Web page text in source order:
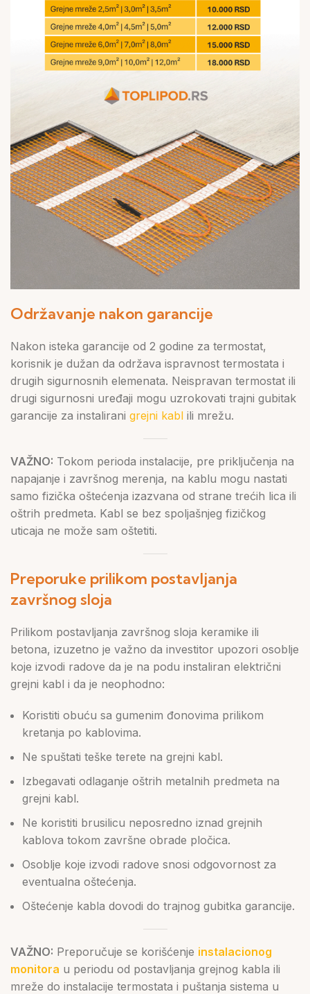
Održavanje nakon garancije
Nakon isteka garancije od 2 godine za termostat,
korisnik je dužan da održava ispravnost termostata i
drugih sigurnosnih elemenata. Neispravan termostat ili
drugi sigurnosni uređaji mogu uzrokovati trajni gubitak
garancije za instalirani grejni kabl ili mrežu.
VAŽNO: Tokom perioda instalacije, pre priključenja na
napajanje i završnog merenja, na kablu mogu nastati
samo fizička oštećenja izazvana od strane trećih lica ili
oštrih predmeta. Kabl se bez spoljašnjeg fizičkog
uticaja ne može sam oštetiti.
Preporuke prilikom postavljanja
završnog sloja
Prilikom postavljanja završnog sloja keramike ili
betona, izuzetno je važno da investitor upozori osoblje
koje izvodi radove da je na podu instaliran električni
grejni kabl i da je neophodno:
Koristiti obuću sa gumenim đonovima prilikom
kretanja po kablovima.
Ne spuštati teške terete na grejni kabl.
Izbegavati odlaganje oštrih metalnih predmeta na
grejni kabl.
Ne koristiti brusilicu neposredno iznad grejnih
kablova tokom završne obrade pločica.
Osoblje koje izvodi radove snosi odgovornost za
eventualna oštećenja.
Oštećenje kabla dovodi do trajnog gubitka garancije.
VAŽNO: Preporučuje se korišćenje instalacionog
monitora u periodu od postavljanja grejnog kabla ili
mreže do instalacije termostata i puštanja sistema u